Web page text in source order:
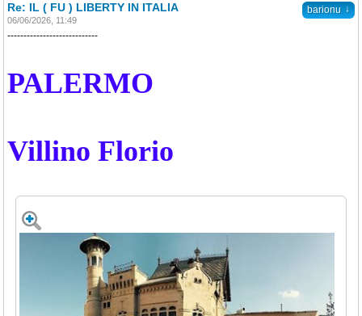
barionu ↓
Re: IL ( FU ) LIBERTY IN ITALIA
06/06/2026, 11:49
----------------------------
PALERMO
Villino Florio